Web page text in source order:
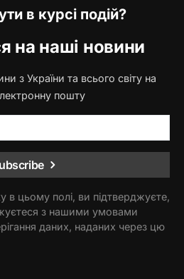
в курсі подій?
на наші новини
з України та всього світу на
пошту
в цьому полі, ви підтверджуєте,
з нашими умовами
даних, наданих через цю